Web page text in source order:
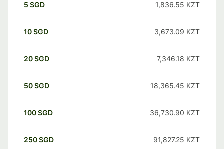
5 SGD 1,836.55 KZT
10SGD 3,673.09 KZT
20SGD 7,346.18 KZT
50SGD 18,365.45 KZT
100SGD 36,730.90 KZT
250SGD 91,827.25 KZT